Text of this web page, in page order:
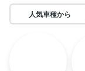
人気車種から